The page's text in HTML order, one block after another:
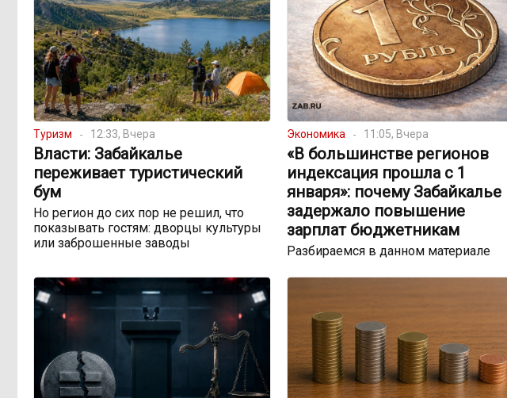
Туризм 12:33, Вчера
Власти: Забайкалье
переживает туристический
бум
Но регион до сих пор не решил, что
показывать гостям: дворцы культуры
или заброшенные заводы
Экономика 11:05, Вчера
«В большинстве регионов
индексация прошла с 1
января»: почему Забайкалье
задержало повышение
зарплат бюджетникам
Разбираемся в данном материале